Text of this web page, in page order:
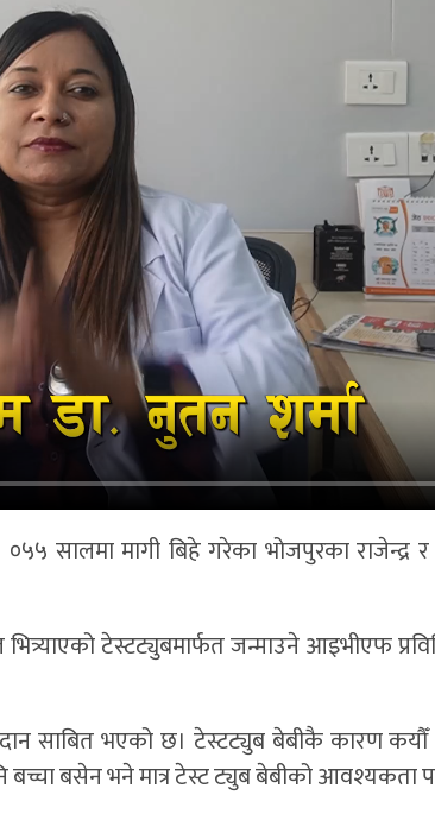
सालमा मागी बिहे गरेका भोजपुरका राजेन्द्र
टेस्टट्युबमार्फत जन्माउने आइभीएफ
साबित भएको छ। टेस्टट्युब बेबीकै कारण
बसेन भने मात्र टेस्ट ट्युब बेबीको आवश्यकता